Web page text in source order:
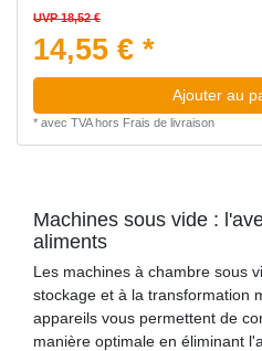
UVP 18,52 €
14,55 € *
Ajouter au
* avec TVAhors Frais de livraison
Machines sous vide :
aliments
Les machines à chambre sous
stockage et à la transformation
appareils vous permettent de
manière optimale en éliminant